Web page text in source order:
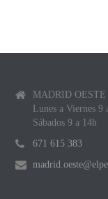
MADRID OESTE
Lunes a Viernes 9
Sábados 9 a 14h
671 615 383